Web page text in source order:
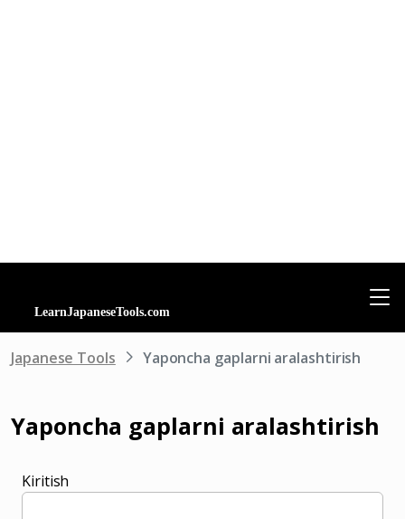
Japanese Tools Yaponcha gaplarni aralashtirish
Yaponcha gaplarni aralashtirish
Kiritish